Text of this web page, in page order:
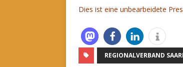
Dies ist eine unbearbeidete
REGIONALVERBAND